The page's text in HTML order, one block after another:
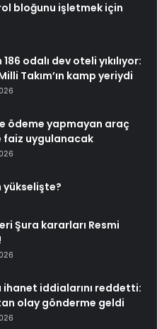
bloğunu işletmek için
odalı dev oteli yıkılıyor:
Takım’ın kamp yeriydi
ödeme yapmayan araç
faiz uygulanacak
yükselişte?
Şura kararları Resmi
ihanet iddialarını reddetti:
olay gönderme geldi